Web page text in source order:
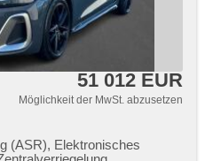
51 012 EUR
Möglichkeit der MwSt. abzusetzen
(ASR), Elektronisches